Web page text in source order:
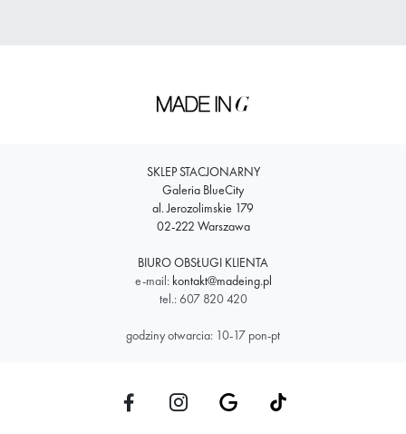
SKLEP STACJONARNY
Galeria BlueCity
al. Jerozolimskie 179
02-222 Warszawa
BIURO OBSŁUGI KLIENTA
e-mail: kontakt@madeing.pl
tel.: 607 820 420
godziny otwarcia: 10-17 pon-pt